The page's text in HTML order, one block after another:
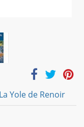
Yole de Renoir